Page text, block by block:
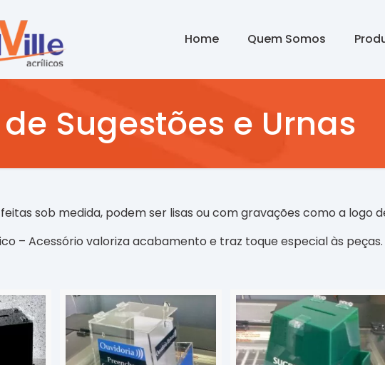
Home Quem Somos
Sugestões e Urnas
sob medida, podem ser lisas ou com gravações como a logo
– Acessório valoriza acabamento e traz toque especial às peças.